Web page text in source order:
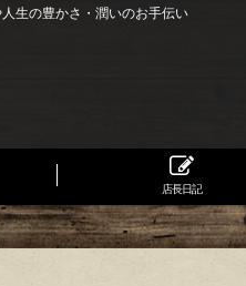
の豊かさ・潤いのお手伝い
店長日記